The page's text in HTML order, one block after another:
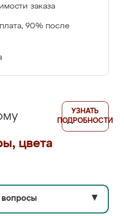
заказа
90% после
цвета
УЗНАТЬ
ПОДРОБНОСТИ
вопросы ▼